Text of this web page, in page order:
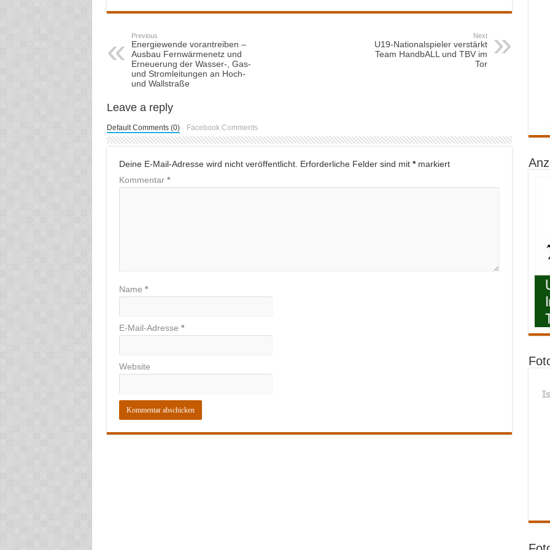
Previous
Energiewende vorantreiben –
Ausbau Fernwärmenetz und
Erneuerung der Wasser-, Gas-
und Stromleitungen an Hoch-
und Wallstraße
Next
U19-Nationalspieler verstärkt
Team HandbALL und TBV im
Tor
Leave a reply
Default Comments (0) Facebook Comments
Deine E-Mail-Adresse wird nicht veröffentlicht. Erforderliche Felder sind mit *markiert
Kommentar *
Name *
E-Mail-Adresse *
Website